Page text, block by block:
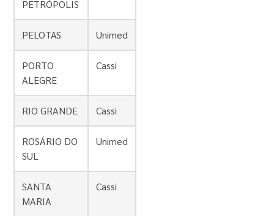
PETRÓPOLIS
PELOTAS Unimed
PORTO
ALEGRE
Cassi
RIO GRANDE Cassi
ROSÁRIO DO
SUL
Unimed
SANTA
MARIA
Cassi